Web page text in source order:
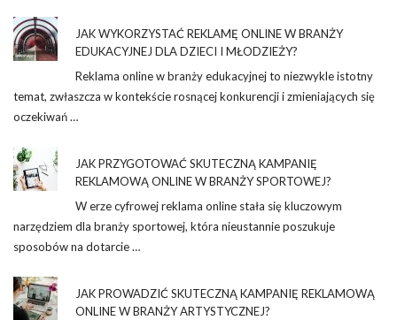
JAK WYKORZYSTAĆ REKLAMĘ ONLINE W BRANŻY
EDUKACYJNEJ DLA DZIECI I MŁODZIEŻY?
Reklama online w branży edukacyjnej to niezwykle istotny
temat, zwłaszcza w kontekście rosnącej konkurencji i zmieniających się
oczekiwań …
JAK PRZYGOTOWAĆ SKUTECZNĄ KAMPANIĘ
REKLAMOWĄ ONLINE W BRANŻY SPORTOWEJ?
W erze cyfrowej reklama online stała się kluczowym
narzędziem dla branży sportowej, która nieustannie poszukuje
sposobów na dotarcie …
JAK PROWADZIĆ SKUTECZNĄ KAMPANIĘ REKLAMOWĄ
ONLINE W BRANŻY ARTYSTYCZNEJ?